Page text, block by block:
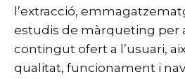
l’extracció,
estudis de màrqueting per
contingut ofert a l’usuari,
qualitat, funcionament i